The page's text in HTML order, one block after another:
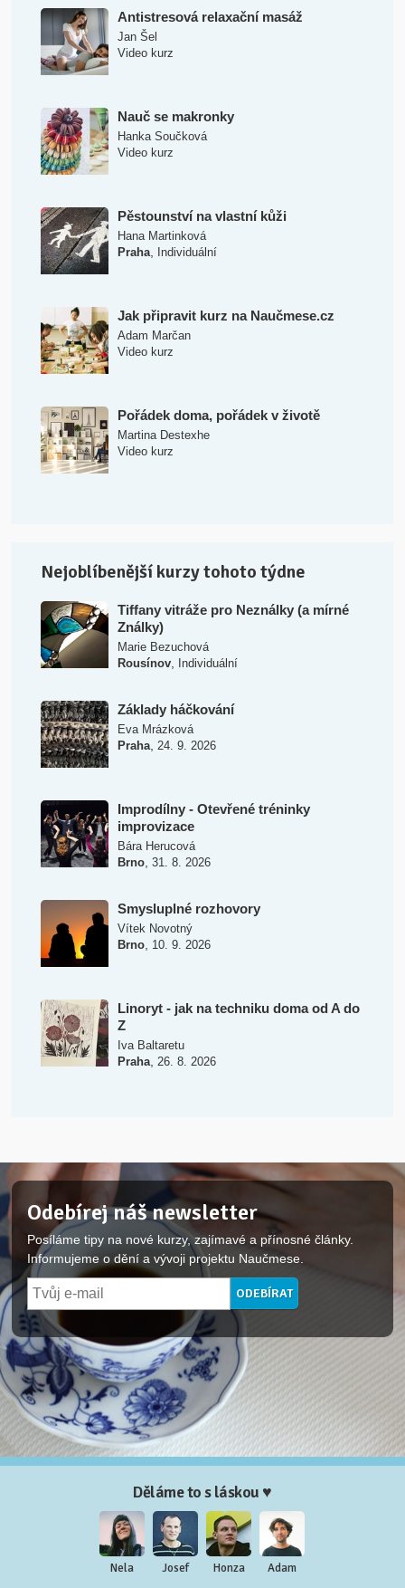
Antistresová relaxační masáž
Jan Šel
Video kurz
Nauč se makronky
Hanka Součková
Video kurz
Pěstounství na vlastní kůži
Hana Martinková
Praha, Individuální
Jak připravit kurz na Naučmese.cz
Adam Marčan
Video kurz
Pořádek doma, pořádek v životě
Martina Destexhe
Video kurz
Nejoblíbenější kurzy tohoto týdne
Tiffany vitráže pro Neználky (a mírné
Ználky)
Marie Bezuchová
Rousínov, Individuální
Základy háčkování
Eva Mrázková
Praha, 24. 9. 2026
Improdílny - Otevřené tréninky
improvizace
Bára Herucová
Brno, 31. 8. 2026
Smysluplné rozhovory
Vítek Novotný
Brno, 10. 9. 2026
Linoryt - jak na techniku doma od A do
Z
Iva Baltaretu
Praha, 26. 8. 2026
Odebírej náš newsletter
Posíláme tipy na nové kurzy, zajímavé a přínosné články.
Informujeme o dění a vývoji projektu Naučmese.
Děláme to s láskou ♥
Nela Josef Honza Adam